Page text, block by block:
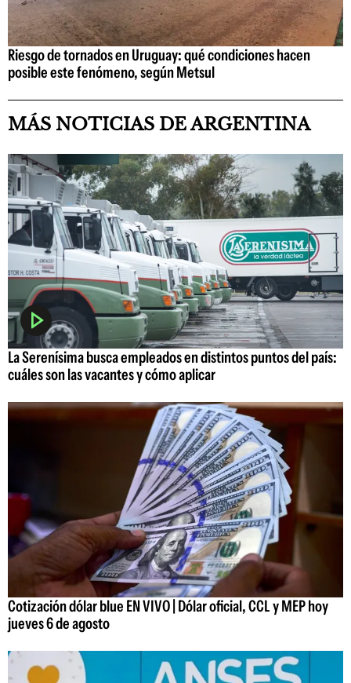
Riesgo de tornados en Uruguay: qué condiciones hacen
posible este fenómeno, según Metsul
MÁS NOTICIAS DE ARGENTINA
La Serenísima busca empleados en distintos puntos del país:
cuáles son las vacantes y cómo aplicar
Cotización dólar blue EN VIVO | Dólar oficial, CCL y MEP hoy
jueves 6 de agosto